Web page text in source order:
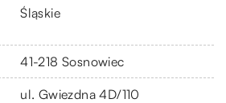
Śląskie
41-218 Sosnowiec
ul. Gwiezdna 4D/110